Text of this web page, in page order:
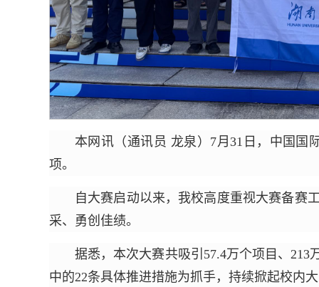
本网讯（通讯员 龙泉）7月31日，中国国
项。
自大赛启动以来，我校高度重视大赛备赛
采、勇创佳绩。
据悉，本次大赛共吸引57.4万个项目、
中的22条具体推进措施为抓手，持续掀起校内